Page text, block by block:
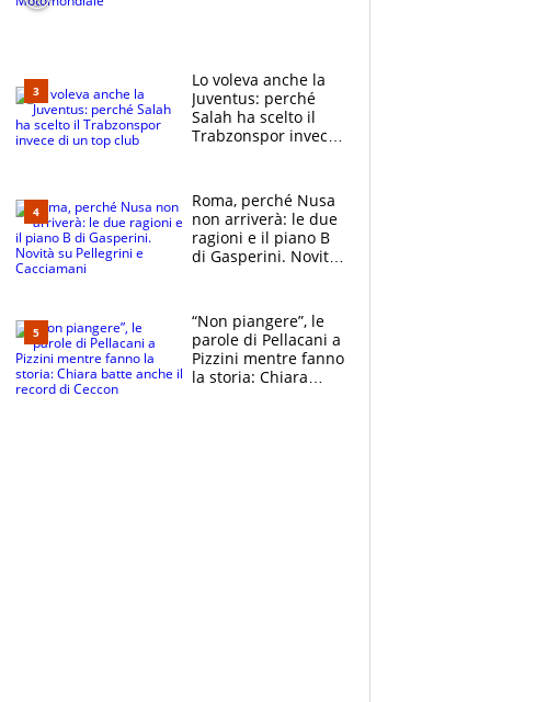
Lo voleva anche la
Juventus: perché
Salah ha scelto il
Trabzonspor invece
Roma, perché Nusa
non arriverà: le due
ragioni e il piano B
di Gasperini. Novità
“Non piangere”, le
parole di Pellacani a
Pizzini mentre fanno
la storia: Chiara